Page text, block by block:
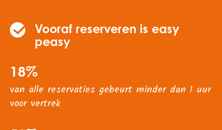
Vooraf reserveren is easy
peasy
18%
van alle reservaties gebeurt minder dan 1 uur
voor vertrek